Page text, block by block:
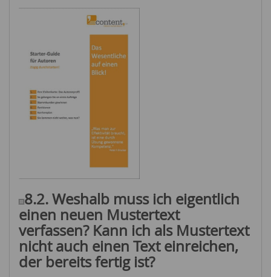
8.2. Weshalb muss ich eigentlich
einen neuen Mustertext
verfassen? Kann ich als Mustertext
nicht auch einen Text einreichen,
der bereits fertig ist?